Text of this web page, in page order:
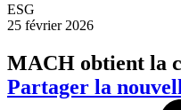
ESG
25 février 2026
MACH obtient la
Partager la